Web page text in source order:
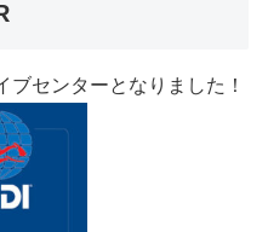
センターとなりました！